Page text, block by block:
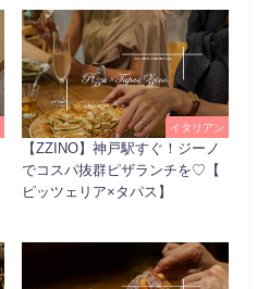
イタリアン
【ZZINO】神戸駅すぐ！ジーノ
でコスパ抜群ピザランチを♡【
ピッツェリア×タパス】